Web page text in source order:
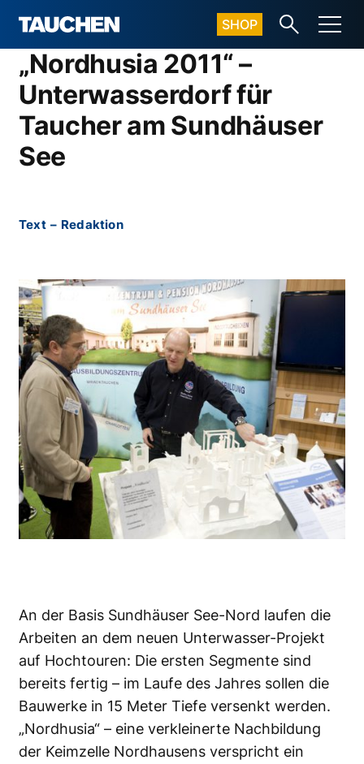
SHOP
„Nordhusia 2011“ –
Unterwasserdorf für
Taucher am Sundhäuser
See
Text – Redaktion
An der Basis Sundhäuser See-Nord laufen die
Arbeiten an dem neuen Unterwasser-Projekt
auf Hochtouren: Die ersten Segmente sind
bereits fertig – im Laufe des Jahres sollen die
Bauwerke in 15 Meter Tiefe versenkt werden.
„Nordhusia“ – eine verkleinerte Nachbildung
der Keimzelle Nordhausens verspricht ein